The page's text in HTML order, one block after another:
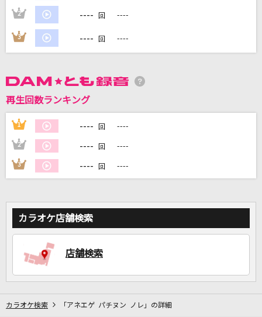
ゆず
DAMの新曲・ランキングなど
DAMに会員登録・ログインして
自宅でカラオケ歌い放題！
2 ---- 回 ----
3 ---- 回 ----
再生回数ランキング
1 ---- 回 ----
2 ---- 回 ----
3 ---- 回 ----
カラオケ店舗検索
店舗検索
カラオケ検索 「アネエゲ パチヌン ノレ」の詳細